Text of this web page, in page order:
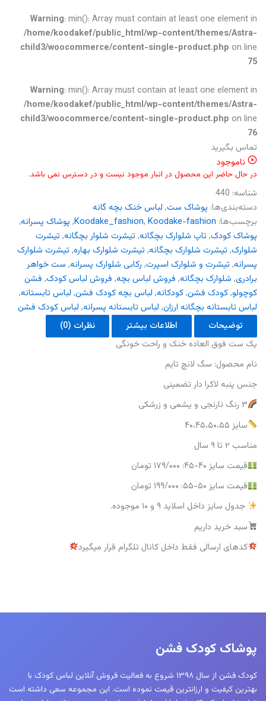
Warning: min(): Array must contain at least one element in
/home/koodakef/public_html/wp-content/themes/Astra-
child3/woocommerce/content-single-product.php on line
75
Warning: min(): Array must contain at least one element in
/home/koodakef/public_html/wp-content/themes/Astra-
child3/woocommerce/content-single-product.php on line
76
تماس بگیرید
ناموجود
در حال حاضر این محصول در انبار موجود نیست و در دسترس نمی باشد.
شناسه: 440
دسته‌بندی‌ها: پوشاک ست, لباس خنک بچه گانه
برچسب‌ها:
Koodake_fashion,Koodake-fashion
, پوشاک پسرانه,
پوشاک کودک, تاپ شلوارک بچگانه, تیشرت شلوار بچگانه, تیشرت
شلوارک, تیشرت شلوارک بچگانه, تیشرت شلوارک بهاره, تیشرت شلوارک
پسرانه, تیشرت و شلوارک اسپرت, رکابی شلوارک پسرانه, ست خواهر
برادری, شلوارک بچگانه, فروش لباس بچه, فروش لباس کودک, فشن
کوچولو,کودک فشن,کودکانه, لباس بچه کودک فشن, لباس تابستانه,
لباس تابستانه بچگانه ارزان, لباس تابستانه پسرانه, لباس کودک فشن
توضیحات
اطلاعات بیشتر
نظرات (0)
یک ست فوق العاده خنک و راحت خونگی
نام محصول: سگ لانچ تایم
جنس پنبه لاکرا دار تضمینی
۳ رنگ نارنجی و یشمی و زرشکی
سایز ۴۰،۴۵،۵۰،۵۵
مناسب ۲ تا ۹ سال
قیمت سایز ۴۰-۴۵: ۱۷۹/۰۰۰ تومان
قیمت سایز ۵۰-۵۵: ۱۹۹/۰۰۰ تومان
جدول سایز داخل اسلاید ۹ و ۱۰ موجوده.
سبد خرید داریم
کدهای ارسالی فقط داخل کانال تلگرام قرار میگیرد
پوشاک کودک فشن
کودک فشن از سال ۱۳۹۸ شروع به فعالیت فروش آنلاین لباس کودک با
بهترین کیفیت و ارزانترین قیمت نموده است. این مجموعه سعی داشته است